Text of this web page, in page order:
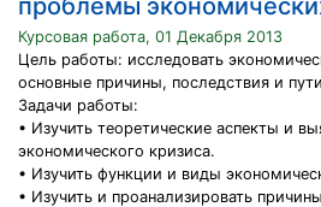
проблемы
Курсовая работа, 01 Декабря 2013
Цель работы: исследовать
основные причины, последствия и
Задачи работы:
• Изучить теоретические аспекты и
экономического кризиса.
• Изучить функции и виды
• Изучить и проанализировать